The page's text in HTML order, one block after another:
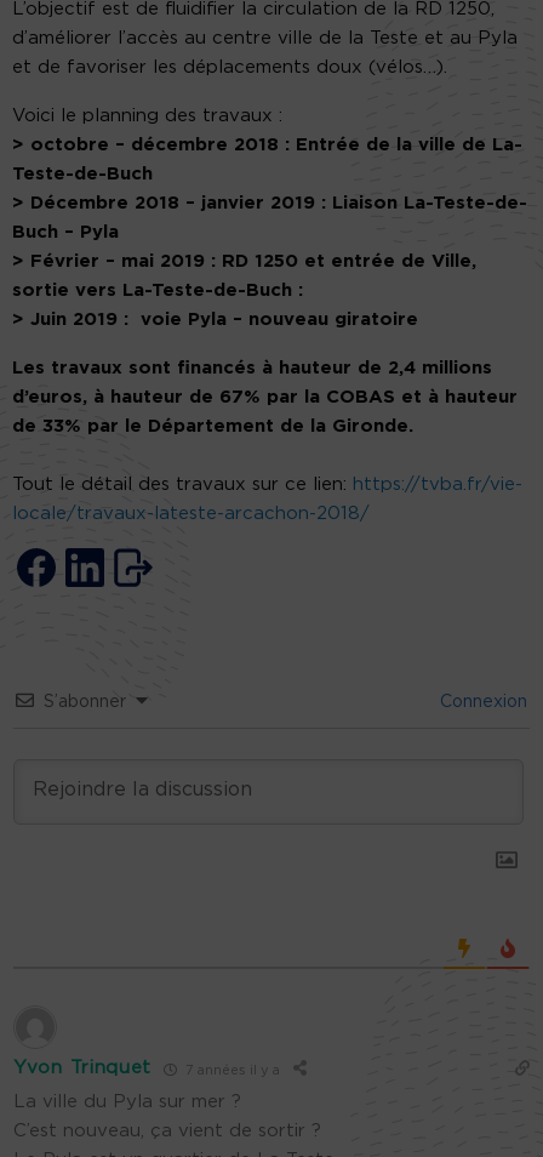
L’objectif est de fluidifier la circulation de la RD 1250,
d’améliorer l’accès au centre ville de la Teste et au Pyla
et de favoriser les déplacements doux (vélos…).
Voici le planning des travaux :
> octobre – décembre 2018 : Entrée de la ville de La-
Teste-de-Buch
> Décembre 2018 – janvier 2019 : Liaison La-Teste-de-
Buch – Pyla
> Février – mai 2019 : RD 1250 et entrée de Ville,
sortie vers La-Teste-de-Buch :
> Juin 2019 : voie Pyla – nouveau giratoire
Les travaux sont financés à hauteur de 2,4 millions
d’euros, à hauteur de 67% par la COBAS et à hauteur
de 33% par le Département de la Gironde.
Tout le détail des travaux sur ce lien: https://tvba.fr/vie-
locale/travaux-lateste-arcachon-2018/
S’abonner Connexion
Yvon Trinquet 7 années il y a
La ville du Pyla sur mer ?
C’est nouveau, ça vient de sortir ?